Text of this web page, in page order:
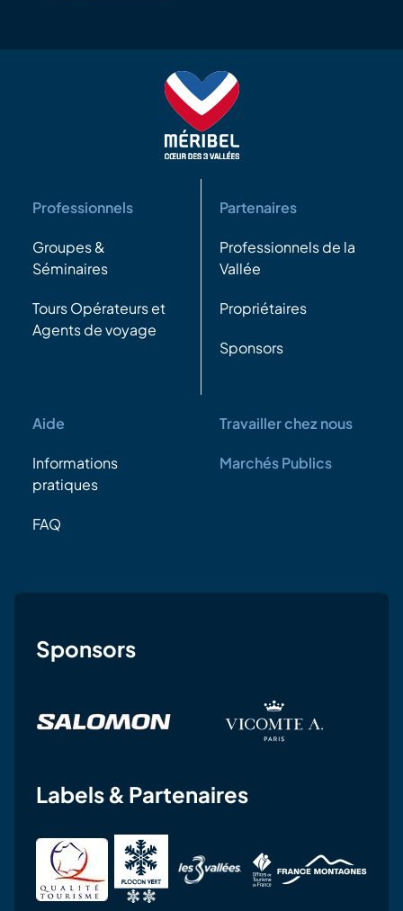
Professionnels
Groupes &
Séminaires
Tours Opérateurs et
Agents de voyage
Partenaires
Professionnels de la
Vallée
Propriétaires
Sponsors
Aide
Informations
pratiques
FAQ
Travailler chez nous
Marchés Publics
Sponsors
Labels & Partenaires